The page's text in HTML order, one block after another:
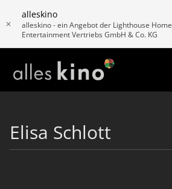
alleskino
alleskino - ein Angebot der Lighthouse Home
Entertainment Vertriebs GmbH & Co. KG
Elisa Schlott